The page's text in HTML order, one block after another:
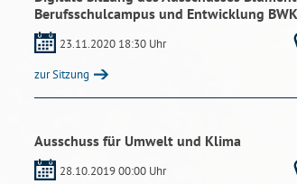
Berufsschulcampus und Entwicklung
23.11.2020 18:30 Uhr
zur Sitzung
Ausschuss für Umwelt und Klima
28.10.2019 00:00 Uhr